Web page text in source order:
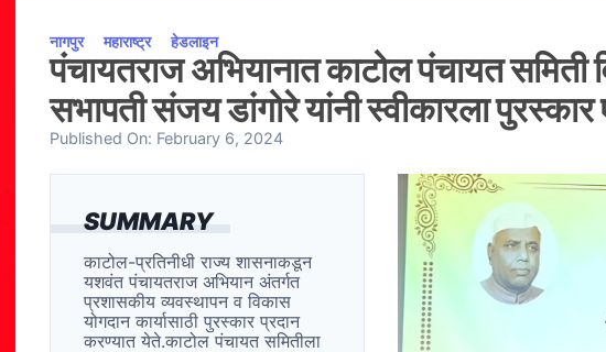
नागपुर महाराष्ट्र हेडलाइन
पंचायतराज अभियानात काटोल पंचायत समिती
सभापती संजय डांगोरे यांनी स्वीकारला
Published On: February 6, 2024
SUMMARY
काटोल-प्रतिनीधी राज्य शासनाकडून
यशवंत पंचायतराज अभियान अंतर्गत
प्रशासकीय व्यवस्थापन व विकास
योगदान कार्यासाठी पुरस्कार प्रदान
करण्यात येते.काटोल पंचायत समितीला